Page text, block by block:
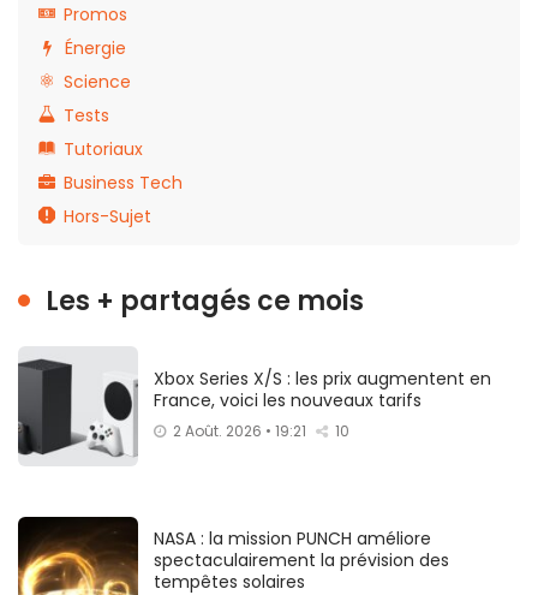
Promos
Énergie
Science
Tests
Tutoriaux
Business Tech
Hors-Sujet
Les + partagés ce mois
Xbox Series X/S : les prix augmentent en
France, voici les nouveaux tarifs
2 Août. 2026 • 19:21 10
NASA : la mission PUNCH améliore
spectaculairement la prévision des
tempêtes solaires